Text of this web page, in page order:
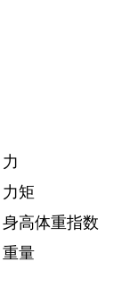
力
力矩
身高体重指数
重量